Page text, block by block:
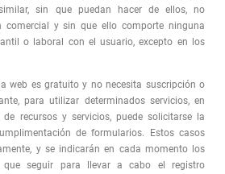
sin que puedan hacer de ellos, no
comercial y sin que ello comporte ninguna
o laboral con el usuario, excepto en los
web es gratuito y no necesita suscripción o
para utilizar determinados servicios, en
recursos y servicios, puede solicitarse la
de formularios. Estos casos
y se indicarán en cada momento los
que seguir para llevar a cabo el registro